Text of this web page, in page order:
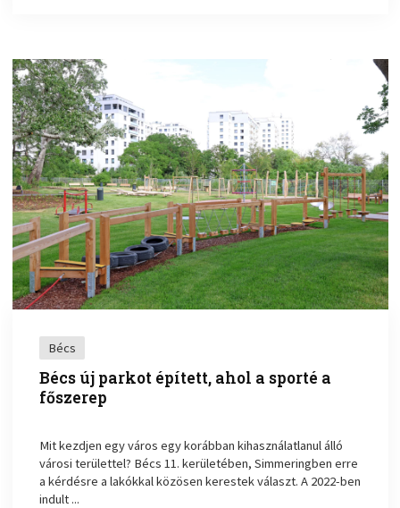
Bécs
Bécs új parkot épített, ahol a sporté a
főszerep
Mit kezdjen egy város egy korábban kihasználatlanul álló
városi területtel? Bécs 11. kerületében, Simmeringben erre
a kérdésre a lakókkal közösen kerestek választ. A 2022-ben
indult ...